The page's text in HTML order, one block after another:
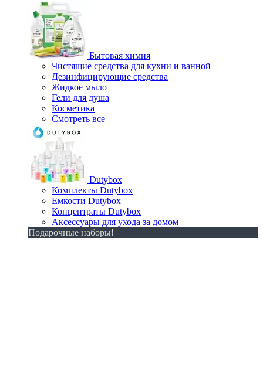
Бытовая химия
Чистящие средства для кухни и ванной
Дезинфицирующие средства
Жидкое мыло
Гели для душа
Косметика
Смотреть все
Dutybox
Комплекты Dutybox
Емкости Dutybox
Концентраты Dutybox
Аксессуары для ухода за домом
Подарочные наборы!